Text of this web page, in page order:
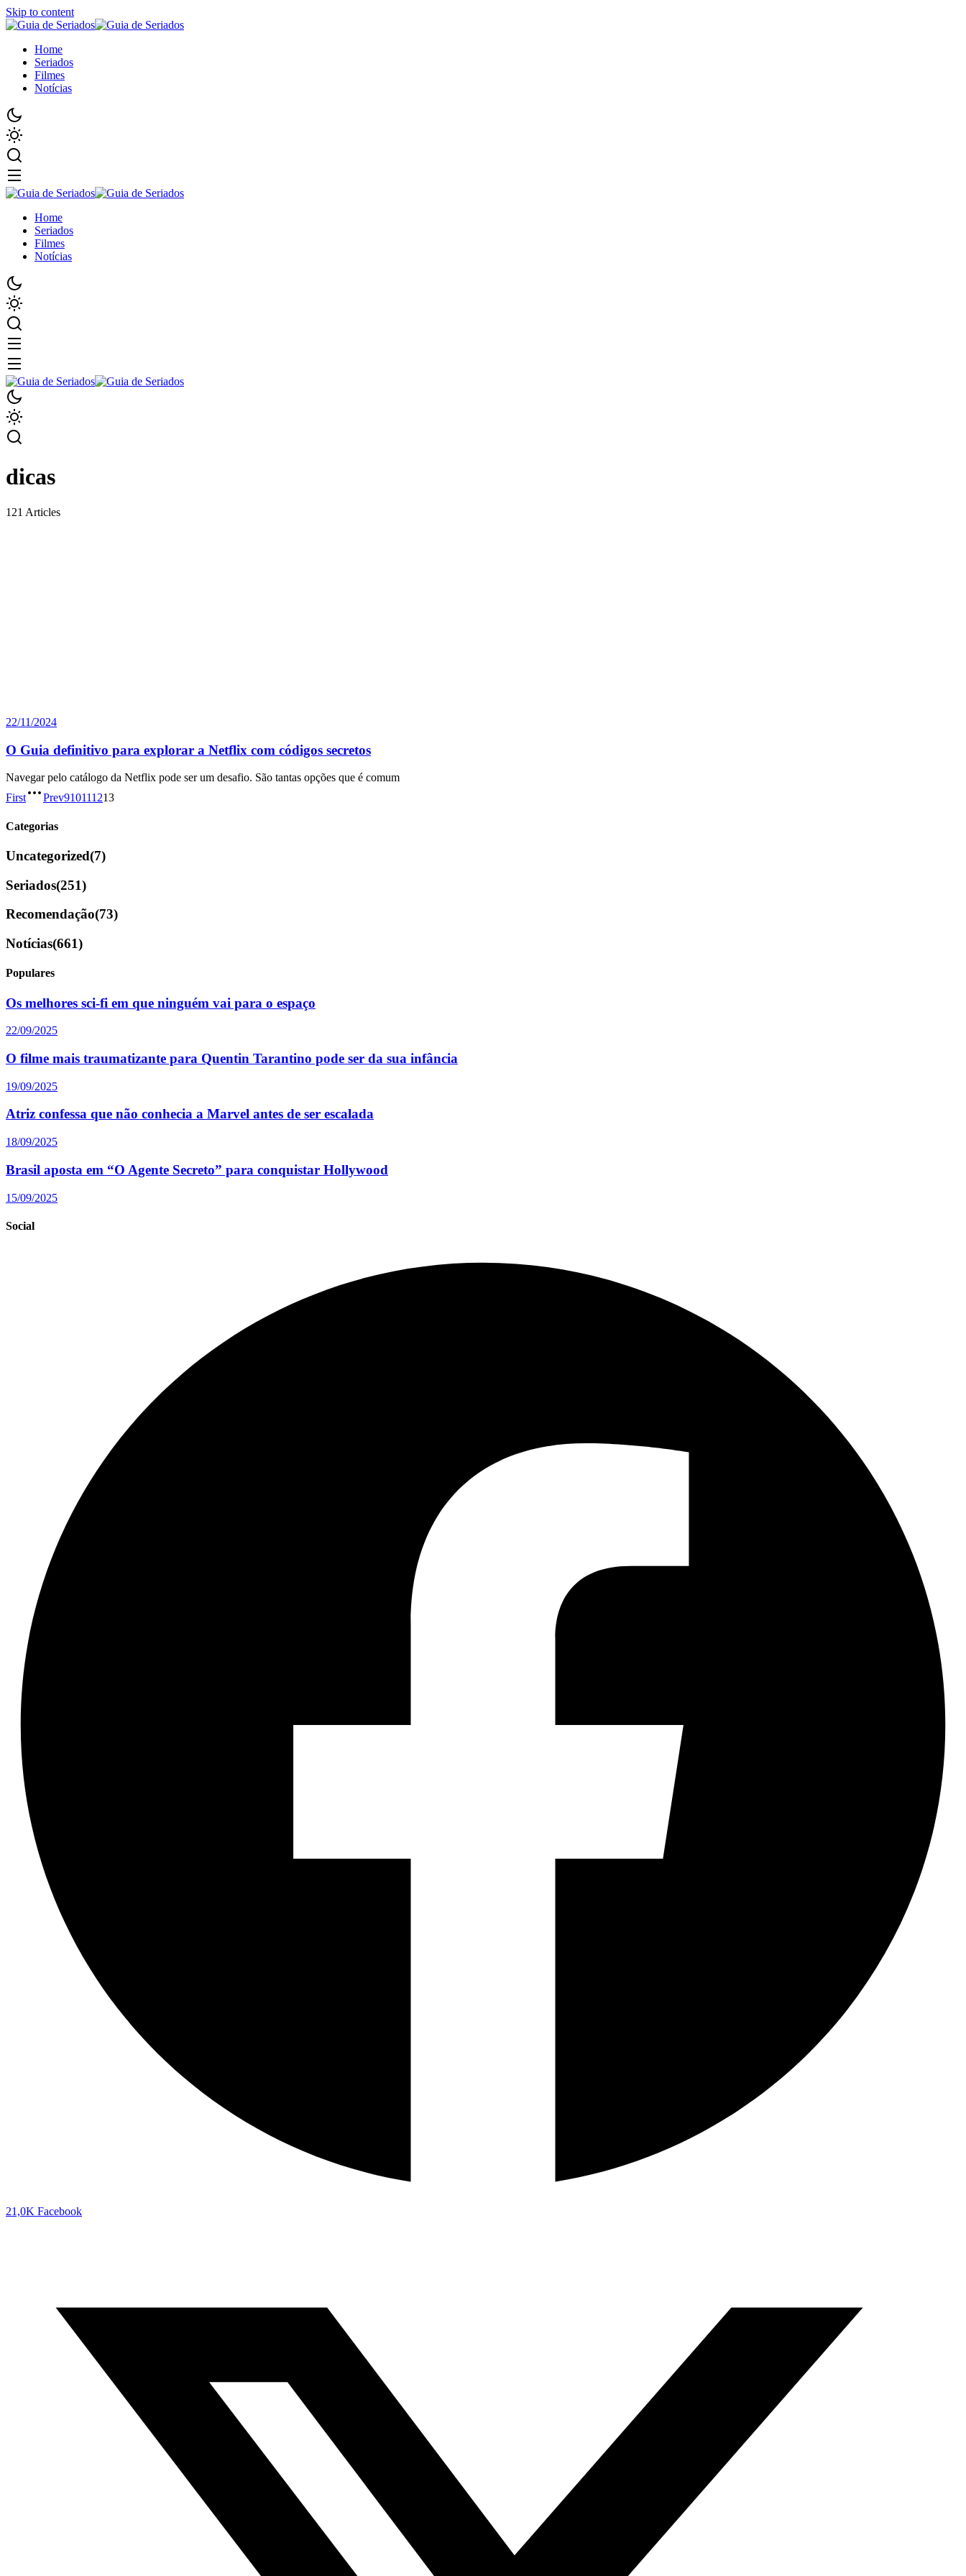
Skip to content
Home
Seriados
Filmes
Notícias
Home
Seriados
Filmes
Notícias
dicas
121 Articles
22/11/2024
O Guia definitivo para explorar a Netflix com códigos secretos
Navegar pelo catálogo da Netflix pode ser um desafio. São tantas opções que é comum
First
Prev910111213
Categorias
Uncategorized(7)
Seriados(251)
Recomendação(73)
Notícias(661)
Populares
Os melhores sci-fi em que ninguém vai para o espaço
22/09/2025
O filme mais traumatizante para Quentin Tarantino pode ser da sua infância
19/09/2025
Atriz confessa que não conhecia a Marvel antes de ser escalada
18/09/2025
Brasil aposta em “O Agente Secreto” para conquistar Hollywood
15/09/2025
Social
21,0K Facebook